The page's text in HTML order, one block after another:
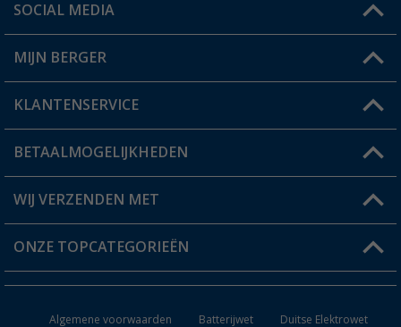
Een vraag?
Winkel vinden
SOCIAL MEDIA
MIJN BERGER
Mijn account
Status bestelling
Verlanglijstje
KLANTENSERVICE
FAQ & Contact
Verzendinformatie
Catalogus
BETAALMOGELIJKHEDEN
WIJ VERZENDEN MET
ONZE TOPCATEGORIEËN
Algemene voorwaarden Batterijwet Duitse Elektrowet